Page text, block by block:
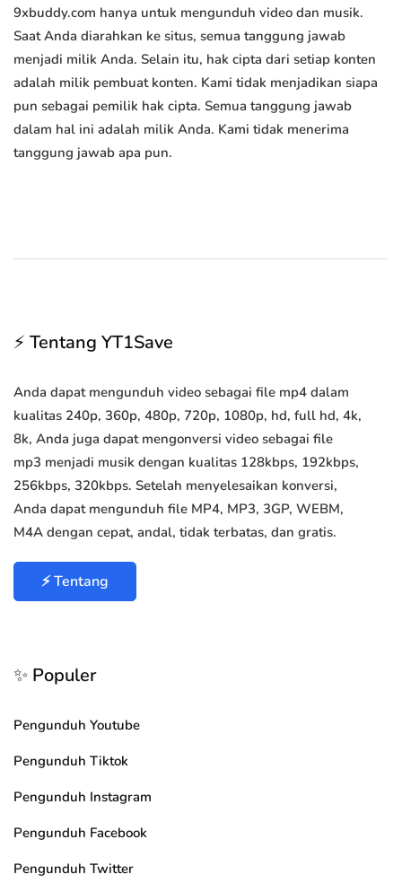
9xbuddy.com hanya untuk mengunduh video dan musik.
Saat Anda diarahkan ke situs, semua tanggung jawab
menjadi milik Anda. Selain itu, hak cipta dari setiap konten
adalah milik pembuat konten. Kami tidak menjadikan siapa
pun sebagai pemilik hak cipta. Semua tanggung jawab
dalam hal ini adalah milik Anda. Kami tidak menerima
tanggung jawab apa pun.
⚡ Tentang YT1Save
Anda dapat mengunduh video sebagai file mp4 dalam
kualitas 240p, 360p, 480p, 720p, 1080p, hd, full hd, 4k,
8k, Anda juga dapat mengonversi video sebagai file
mp3 menjadi musik dengan kualitas 128kbps, 192kbps,
256kbps, 320kbps. Setelah menyelesaikan konversi,
Anda dapat mengunduh file MP4, MP3, 3GP, WEBM,
M4A dengan cepat, andal, tidak terbatas, dan gratis.
⚡ Tentang
✨ Populer
Pengunduh Youtube
Pengunduh Tiktok
Pengunduh Instagram
Pengunduh Facebook
Pengunduh Twitter